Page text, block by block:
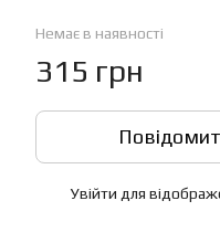
Немає в наявності
315 грн
Увійти для